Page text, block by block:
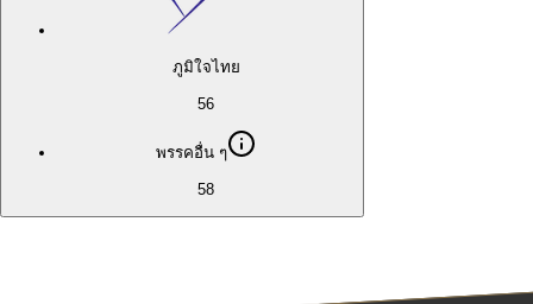
ภูมิใจไทย
56
พรรคอื่น ๆ
58